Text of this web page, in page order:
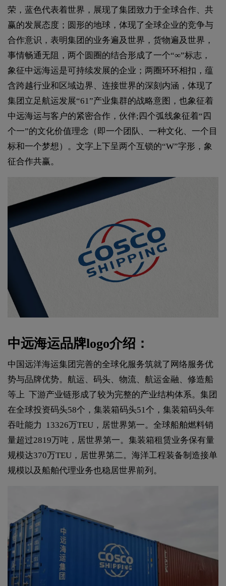
荣，蓝色代表着世界，展现了集团致力于全球合作、共
赢的发展态度；圆形的地球，体现了全球企业的竞争与
合作意识，表明集团的业务遍及世界，货物遍及世界，
事情畅通无阻，两个圆圈的结合形成了一个“∞”标志，
象征中远海运是可持续发展的企业；两圈环环相扣，蕴
含跨越行业和区域边界、连接世界的深刻内涵，体现了
集团立足航运发展“61”产业集群的战略意图，也象征着
中远海运与客户的紧密合作，伙伴;四个弧线象征着“四
个一”的文化价值理念（即一个团队、一种文化、一个目
标和一个梦想）。文字上下呈两个互锁的“W”字形，象
征合作共赢。
中远海运品牌logo介绍：
中国远洋海运集团完善的全球化服务筑就了网络服务优
势与品牌优势。航运、码头、物流、航运金融、修造船
等上 下游产业链形成了较为完整的产业结构体系。集团
在全球投资码头58个，集装箱码头51个，集装箱码头年
吞吐能力 13326万TEU，居世界第一。全球船舶燃料销
量超过2819万吨，居世界第一。集装箱租赁业务保有量
规模达370万TEU，居世界第二。海洋工程装备制造接单
规模以及船舶代理业务也稳居世界前列。